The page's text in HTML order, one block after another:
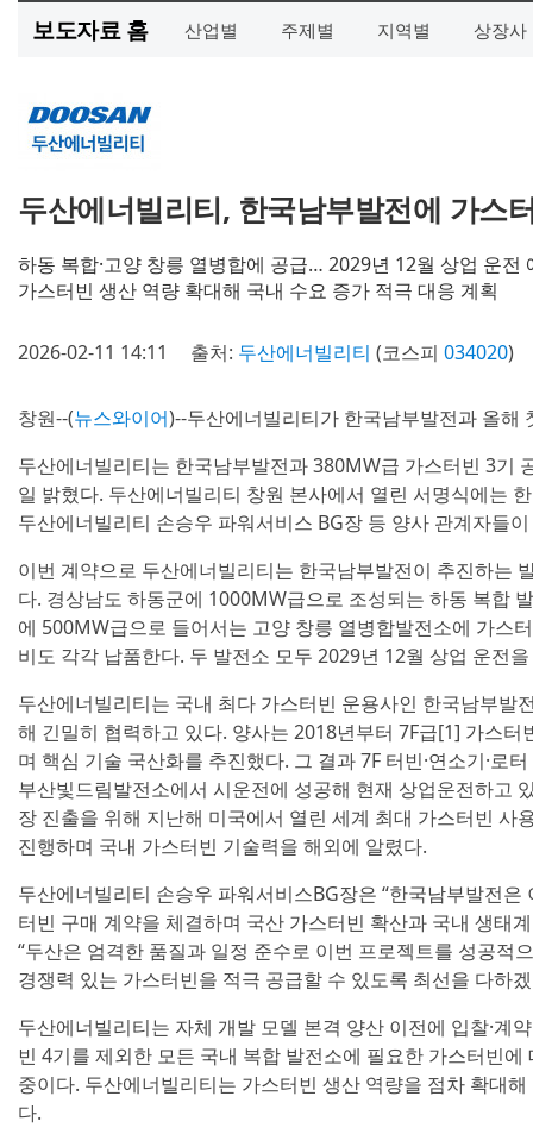
보도자료 홈 산업별 주제별 지역별 상장사
두산에너빌리티, 한국남부발전에 가스
하동 복합·고양 창릉 열병합에 공급… 2029년 12월 상업 운전
가스터빈 생산 역량 확대해 국내 수요 증가 적극 대응 계획
2026-02-11 14:11 출처: 두산에너빌리티 (코스피 034020)
창원--(뉴스와이어)--두산에너빌리티가 한국남부발전과 올해
두산에너빌리티는 한국남부발전과 380MW급 가스터빈 3기
일 밝혔다. 두산에너빌리티 창원 본사에서 열린 서명식에는
두산에너빌리티 손승우 파워서비스 BG장 등 양사 관계자들
이번 계약으로 두산에너빌리티는 한국남부발전이 추진하는
다. 경상남도 하동군에 1000MW급으로 조성되는 하동 복합
에 500MW급으로 들어서는 고양 창릉 열병합발전소에 가스
비도 각각 납품한다. 두 발전소 모두 2029년 12월 상업 운전
두산에너빌리티는 국내 최다 가스터빈 운용사인 한국남부발
해 긴밀히 협력하고 있다. 양사는 2018년부터 7F급[1] 가스
며 핵심 기술 국산화를 추진했다. 그 결과 7F 터빈·연소기·로
부산빛드림발전소에서 시운전에 성공해 현재 상업운전하고
장 진출을 위해 지난해 미국에서 열린 세계 최대 가스터빈 사
진행하며 국내 가스터빈 기술력을 해외에 알렸다.
두산에너빌리티 손승우 파워서비스BG장은 “한국남부발전
터빈 구매 계약을 체결하며 국산 가스터빈 확산과 국내 생태
“두산은 엄격한 품질과 일정 준수로 이번 프로젝트를 성공적
경쟁력 있는 가스터빈을 적극 공급할 수 있도록 최선을 다하
두산에너빌리티는 자체 개발 모델 본격 양산 이전에 입찰·계
빈 4기를 제외한 모든 국내 복합 발전소에 필요한 가스터빈
중이다. 두산에너빌리티는 가스터빈 생산 역량을 점차 확대
다.